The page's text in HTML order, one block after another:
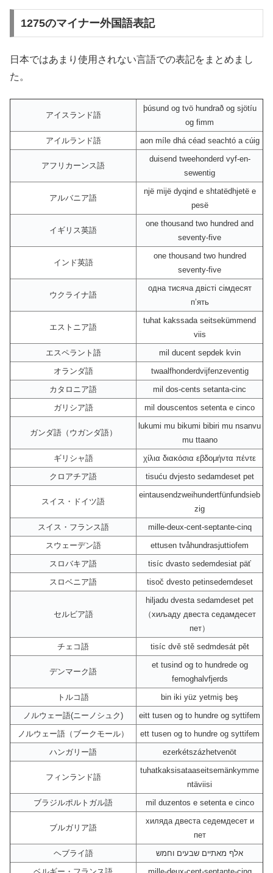
1275のマイナー外国語表記
日本ではあまり使用されない言語での表記をまとめまし
た。
アイスランド語
þúsund og tvö hundrað og sjötíu
og fimm
アイルランド語
aon míle dhá céad seachtó a cúig
アフリカーンス語
duisend tweehonderd vyf-en-
sewentig
アルバニア語
një mijë dyqind e shtatëdhjetë e
pesë
イギリス英語
one thousand two hundred and
seventy-five
インド英語
one thousand two hundred
seventy-five
ウクライナ語
одна тисяча двісті сімдесят
пʼять
エストニア語
tuhat kakssada seitsekümmend
viis
エスペラント語
mil ducent sepdek kvin
オランダ語
twaalfhonderdvijfenzeventig
カタロニア語
mil dos-cents setanta-cinc
ガリシア語
mil douscentos setenta e cinco
ガンダ語（ウガンダ語）
lukumi mu bikumi bibiri mu nsanvu
mu ttaano
ギリシャ語
χίλια διακόσια εβδομήντα πέντε
クロアチア語
tisuću dvjesto sedamdeset pet
スイス・ドイツ語
eintausendzweihundertfünfundsieb
zig
スイス・フランス語
mille-deux-cent-septante-cinq
スウェーデン語
ettusen tvåhundrasjuttiofem
スロバキア語
tisíc dvasto sedemdesiat päť
スロベニア語
tisoč dvesto petinsedemdeset
セルビア語
hiljadu dvesta sedamdeset pet
（хиљаду двеста седамдесет
пет）
チェコ語
tisíc dvě stě sedmdesát pět
デンマーク語
et tusind og to hundrede og
femoghalvfjerds
トルコ語
bin iki yüz yetmiş beş
ノルウェー語(ニーノシュク)
eitt tusen og to hundre og syttifem
ノルウェー語（ブークモール）
ett tusen og to hundre og syttifem
ハンガリー語
ezerkétszázhetvenöt
フィンランド語
tuhatkaksisataaseitsemänkymme
ntäviisi
ブラジルポルトガル語
mil duzentos e setenta e cinco
ブルガリア語
хиляда двеста седемдесет и
пет
ヘブライ語
אלף מאתיים שבעים וחמש